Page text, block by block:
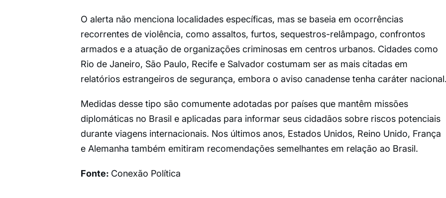
O alerta não menciona localidades específicas, mas se baseia em ocorrências
recorrentes de violência, como assaltos, furtos, sequestros-relâmpago, confrontos
armados e a atuação de organizações criminosas em centros urbanos. Cidades como
Rio de Janeiro, São Paulo, Recife e Salvador costumam ser as mais citadas em
relatórios estrangeiros de segurança, embora o aviso canadense tenha caráter
Medidas desse tipo são comumente adotadas por países que mantêm missões
diplomáticas no Brasil e aplicadas para informar seus cidadãos sobre riscos potenciais
durante viagens internacionais. Nos últimos anos, Estados Unidos, Reino Unido, França
e Alemanha também emitiram recomendações semelhantes em relação ao Brasil.
Fonte: Conexão Política